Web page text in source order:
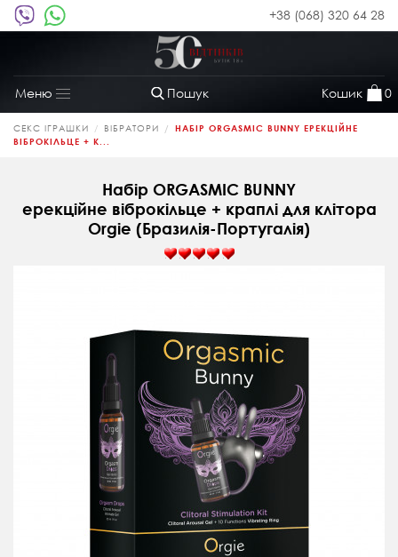
+38 (068) 320 64 28
Пошук Кошик 0
Меню
Toggle
navigation
СЕКС ІГРАШКИ ВІБРАТОРИ
НАБІР ORGASMIC BUNNY ЕРЕКЦІЙНЕ
ВІБРОКІЛЬЦЕ + К...
Набір ORGASMIC BUNNY
ерекційне віброкільце + краплі для клітора
Orgie (Бразилія-Португалія)